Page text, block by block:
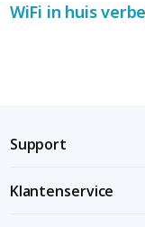
WiFi in huis
Support
Klantenservice